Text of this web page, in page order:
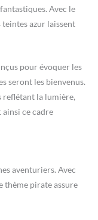
Avec le
azur laissent
pour évoquer les
seront les bienvenus.
reflétant la lumière,
ce cadre
aventuriers. Avec
thème pirate assure